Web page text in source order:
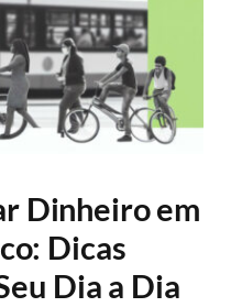
Dinheiro em
Dicas
Dia a Dia